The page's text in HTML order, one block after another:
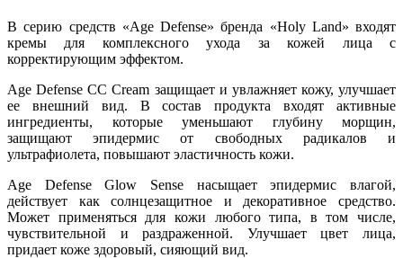
В серию средств «Age Defense» бренда «Holy Land» входят
кремы для комплексного ухода за кожей лица с
корректирующим эффектом.
Age Defense CC Cream защищает и увлажняет кожу, улучшает
ее внешний вид. В состав продукта входят активные
ингредиенты, которые уменьшают глубину морщин,
защищают эпидермис от свободных радикалов и
ультрафиолета, повышают эластичность кожи.
Age Defense Glow Sense насыщает эпидермис влагой,
действует как солнцезащитное и декоративное средство.
Может применяться для кожи любого типа, в том числе,
чувствительной и раздраженной. Улучшает цвет лица,
придает коже здоровый, сияющий вид.